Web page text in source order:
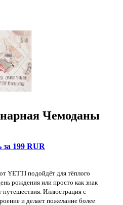
Чемоданы
за 199 RUR
YETTI подойдёт для тёплого
рождения или просто как знак
путешествия. Иллюстрация с
и делает пожелание более